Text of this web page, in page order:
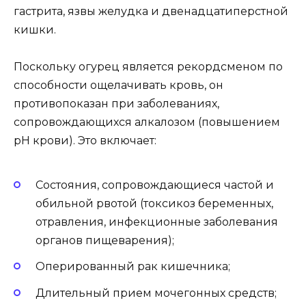
гастрита, язвы желудка и двенадцатиперстной
кишки.
Поскольку огурец является рекордсменом по
способности ощелачивать кровь, он
противопоказан при заболеваниях,
сопровождающихся алкалозом (повышением
pH крови). Это включает:
Состояния, сопровождающиеся частой и
обильной рвотой (токсикоз беременных,
отравления, инфекционные заболевания
органов пищеварения);
Оперированный рак кишечника;
Длительный прием мочегонных средств;